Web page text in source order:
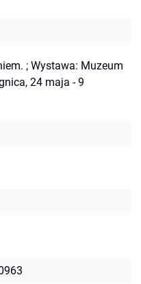
; Wystawa: Muzeum
24 maja - 9